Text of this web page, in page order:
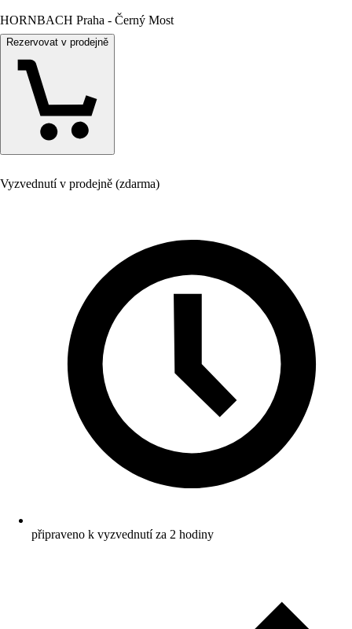
HORNBACH Praha - Černý Most
Rezervovat v prodejně
Vyzvednutí v prodejně (zdarma)
připraveno k vyzvednutí za 2 hodiny